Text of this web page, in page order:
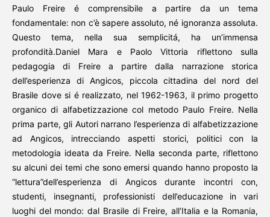
Paulo Freire é comprensibile a partire da un tema
fondamentale: non c’è sapere assoluto, né ignoranza assoluta.
Questo tema, nella sua semplicitá, ha un’immensa
profondità.Daniel Mara e Paolo Vittoria riflettono sulla
pedagogia di Freire a partire dalla narrazione storica
dell’esperienza di Angicos, piccola cittadina del nord del
Brasile dove si é realizzato, nel 1962-1963, il primo progetto
organico di alfabetizzazione col metodo Paulo Freire. Nella
prima parte, gli Autori narrano l’esperienza di alfabetizzazione
ad Angicos, intrecciando aspetti storici, politici con la
metodologia ideata da Freire. Nella seconda parte, riflettono
su alcuni dei temi che sono emersi quando hanno proposto la
“lettura”dell’esperienza di Angicos durante incontri con,
studenti, insegnanti, professionisti dell’educazione in vari
luoghi del mondo: dal Brasile di Freire, all’Italia e la Romania,